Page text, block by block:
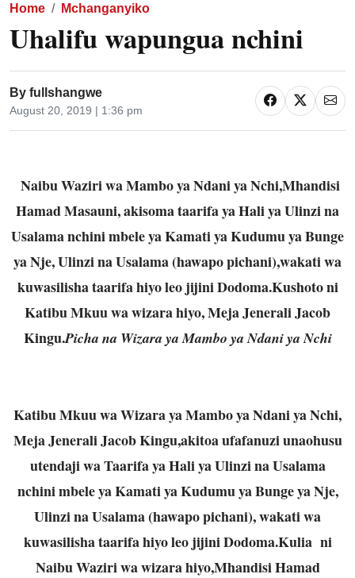
Home Mchanganyiko
Uhalifu wapungua nchini
By fullshangwe
August 20, 2019 | 1:36 pm
Naibu Waziri wa Mambo ya Ndani ya Nchi,Mhandisi
Hamad Masauni, akisoma taarifa ya Hali ya Ulinzi na
Usalama nchini mbele ya Kamati ya Kudumu ya Bunge
ya Nje, Ulinzi na Usalama (hawapo pichani),wakati wa
kuwasilisha taarifa hiyo leo jijini Dodoma.Kushoto ni
Katibu Mkuu wa wizara hiyo, Meja Jenerali Jacob
Kingu.Picha na Wizara ya Mambo ya Ndani ya Nchi
Katibu Mkuu wa Wizara ya Mambo ya Ndani ya Nchi,
Meja Jenerali Jacob Kingu,akitoa ufafanuzi unaohusu
utendaji wa Taarifa ya Hali ya Ulinzi na Usalama
nchini mbele ya Kamati ya Kudumu ya Bunge ya Nje,
Ulinzi na Usalama (hawapo pichani), wakati wa
kuwasilisha taarifa hiyo leo jijini Dodoma.Kulia ni
Naibu Waziri wa wizara hiyo,Mhandisi Hamad